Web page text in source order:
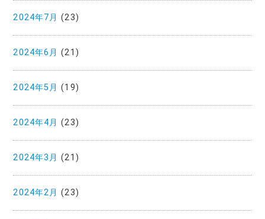
2024年7月 (23)
2024年6月 (21)
2024年5月 (19)
2024年4月 (23)
2024年3月 (21)
2024年2月 (23)